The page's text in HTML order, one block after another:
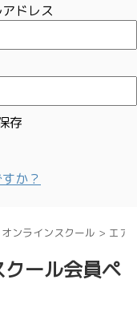
ドレス
存
か？
ンラインスクール > エア
ール会員ペ